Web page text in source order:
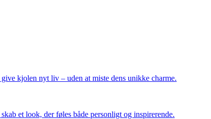
kjolen nyt liv – uden at miste dens unikke charme.
et look, der føles både personligt og inspirerende.